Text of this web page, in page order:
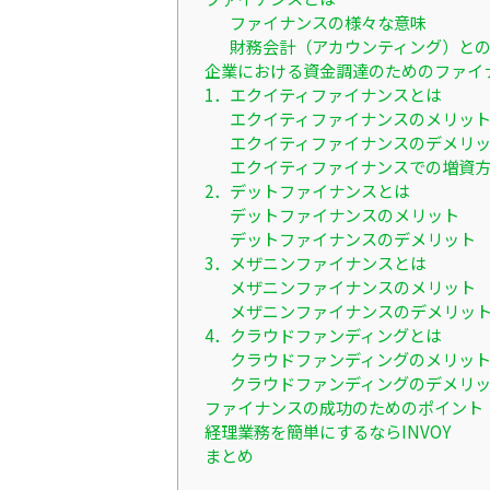
ファイナンスの様々な意味
財務会計（アカウンティング）と
企業における資金調達のためのファイ
1．エクイティファイナンスとは
エクイティファイナンスのメリット
エクイティファイナンスのデメリ
エクイティファイナンスでの増資
2．デットファイナンスとは
デットファイナンスのメリット
デットファイナンスのデメリット
3．メザニンファイナンスとは
メザニンファイナンスのメリット
メザニンファイナンスのデメリット
4．クラウドファンディングとは
クラウドファンディングのメリット
クラウドファンディングのデメリ
ファイナンスの成功のためのポイント
経理業務を簡単にするならINVOY
まとめ